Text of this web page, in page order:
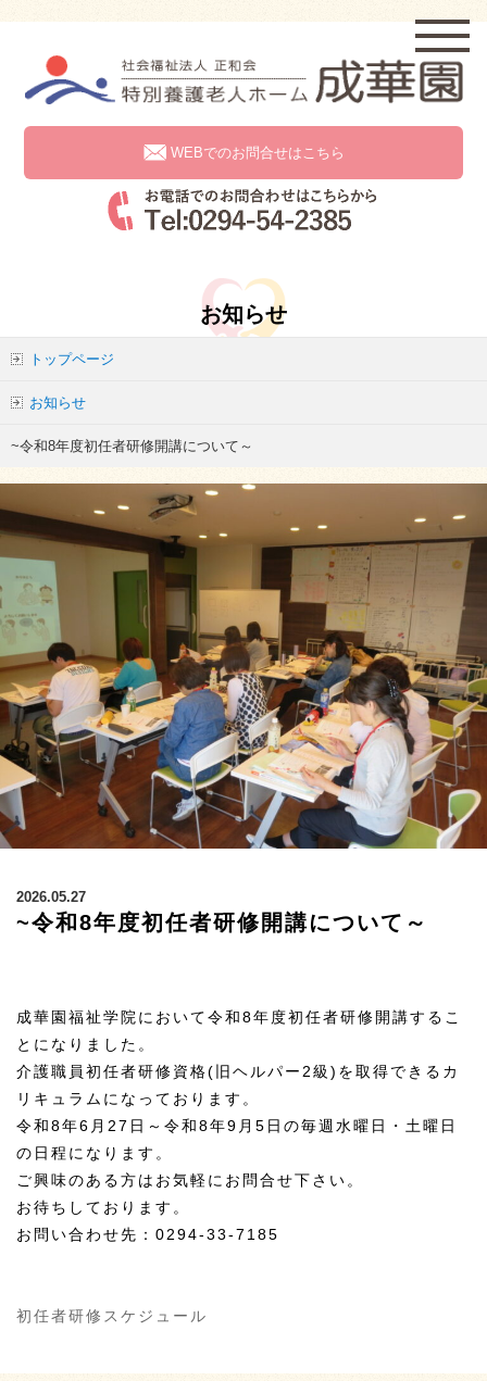
WEBでのお問合せはこちら
お知らせ
トップページ
お知らせ
~令和8年度初任者研修開講について～
2026.05.27
~令和8年度初任者研修開講について～
成華園福祉学院において令和8年度初任者研修開講するこ
とになりました。
介護職員初任者研修資格(旧ヘルパー2級)を取得できるカ
リキュラムになっております。
令和8年6月27日～令和8年9月5日の毎週水曜日・土曜日
の日程になります。
ご興味のある方はお気軽にお問合せ下さい。
お待ちしております。
お問い合わせ先：0294-33-7185
初任者研修スケジュール